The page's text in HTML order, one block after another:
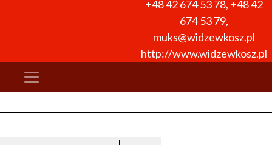
+48 42 674 53 78, +48 42
674 53 79,
muks@widzewkosz.pl
http://www.widzewkosz.pl